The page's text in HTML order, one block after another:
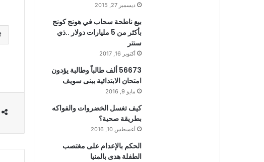
ديسمبر 27, 2015
بيع ناطحة سحاب في هونج كونج
بأكثر من 5 مليارات دولار ..ذي
سنتر
أكتوبر 16, 2017
56673 ألف طالباً وطالبة يؤدون
امتحان الابتدائية ببنى سويف
مايو 9, 2016
كيف تغسل الخضروات والفواكه
بطريقة صحية؟
أغسطس 10, 2016
الحكم بالإعدام على مغتصب
الطفلة هدى بالمنيا